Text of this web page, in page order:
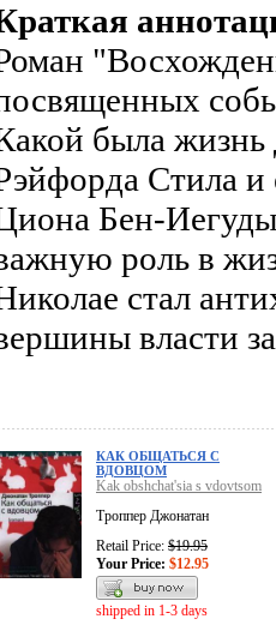
была жизнь
Стила и
Бен-
роль в
стал
власти
КАК ОБЩАТЬСЯ С
ВДОВЦОМ
Kak obshchat'sia s vdovtsom
Троппер Джонатан
Retail Price: $19.95
Your Price: $12.95
shipped in 1-3 days